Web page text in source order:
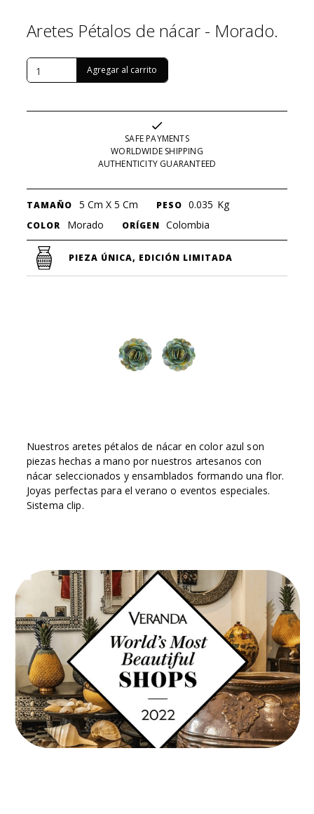
Aretes Pétalos de nácar - Morado.
SAFE PAYMENTS
WORLDWIDE SHIPPING
AUTHENTICITY GUARANTEED
TAMAÑO 5 Cm X 5 Cm PESO 0.035 Kg
COLOR Morado ORÍGEN Colombia
PIEZA ÚNICA, EDICIÓN LIMITADA
Nuestros aretes pétalos de nácar en color azul son
piezas hechas a mano por nuestros artesanos con
nácar seleccionados y ensamblados formando una flor.
Joyas perfectas para el verano o eventos especiales.
Sistema clip.